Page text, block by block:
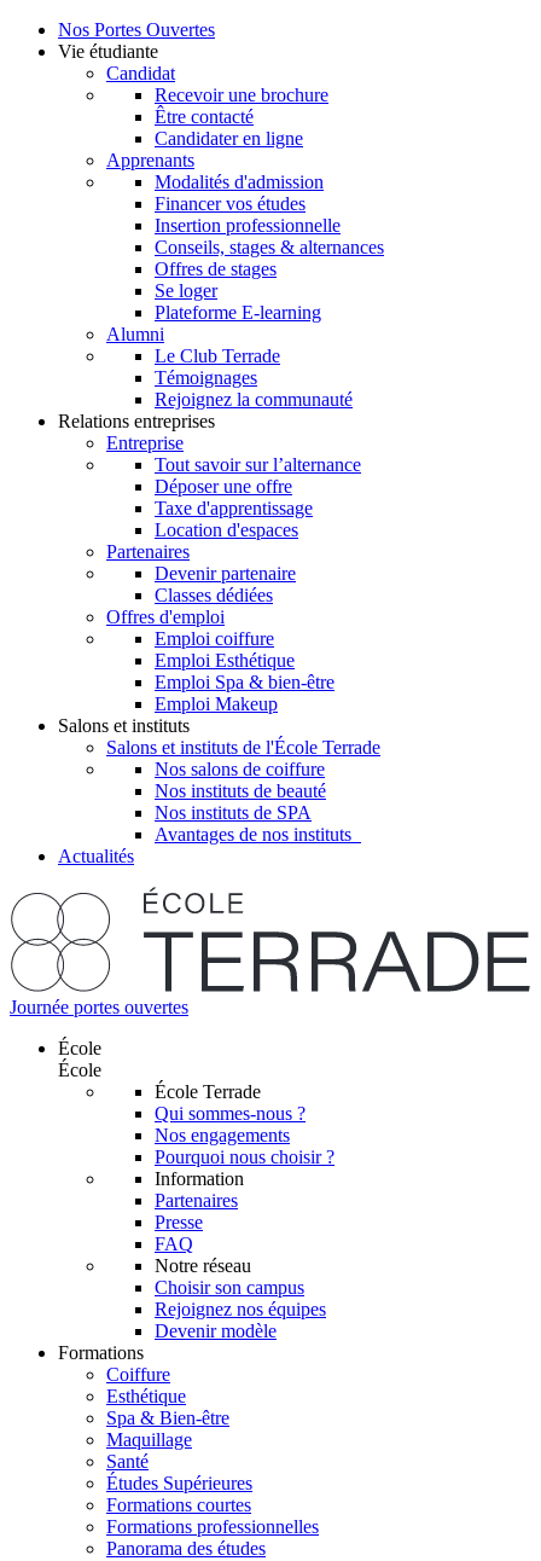
Nos Portes Ouvertes
Vie étudiante
Candidat
Recevoir une brochure
Être contacté
Candidater en ligne
Apprenants
Modalités d'admission
Financer vos études
Insertion professionnelle
Conseils, stages & alternances
Offres de stages
Se loger
Plateforme E-learning
Alumni
Le Club Terrade
Témoignages
Rejoignez la communauté
Relations entreprises
Entreprise
Tout savoir sur l’alternance
Déposer une offre
Taxe d'apprentissage
Location d'espaces
Partenaires
Devenir partenaire
Classes dédiées
Offres d'emploi
Emploi coiffure
Emploi Esthétique
Emploi Spa & bien-être
Emploi Makeup
Salons et instituts
Salons et instituts de l'École Terrade
Nos salons de coiffure
Nos instituts de beauté
Nos instituts de SPA
Avantages de nos instituts
Actualités
Journée portes ouvertes
École
École
École Terrade
Qui sommes-nous ?
Nos engagements
Pourquoi nous choisir ?
Information
Partenaires
Presse
FAQ
Notre réseau
Choisir son campus
Rejoignez nos équipes
Devenir modèle
Formations
Coiffure
Esthétique
Spa & Bien-être
Maquillage
Santé
Études Supérieures
Formations courtes
Formations professionnelles
Panorama des études